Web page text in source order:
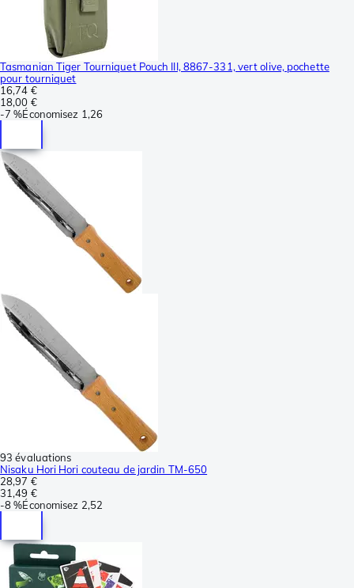
Tasmanian Tiger Tourniquet Pouch III, 8867-331, vert olive, pochette
pour tourniquet
16,74 €
18,00 €
-7 %Économisez 1,26
93 évaluations
Nisaku Hori Hori couteau de jardin TM-650
28,97 €
31,49 €
-8 %Économisez 2,52